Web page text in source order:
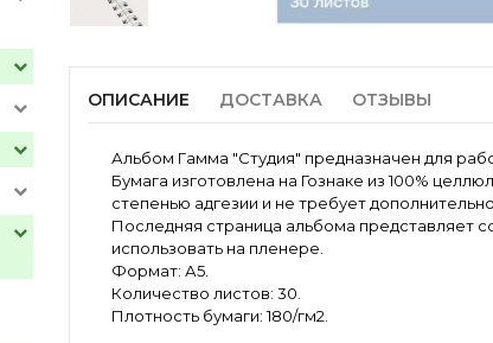
ОПИСАНИЕ ДОСТАВКА ОТЗЫВЫ
Альбом Гамма "Студия" предназначен для
Бумага изготовлена на Гознаке из 100%
степенью адгезии и не требует
Последняя страница альбома представляет
использовать на пленере.
Формат: А5.
Количество листов: 30.
Плотность бумаги: 180/гм2.